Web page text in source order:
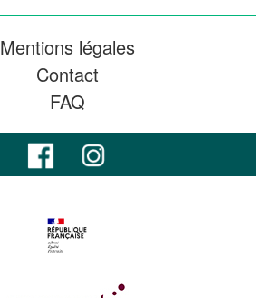
Mentions légales
Contact
FAQ